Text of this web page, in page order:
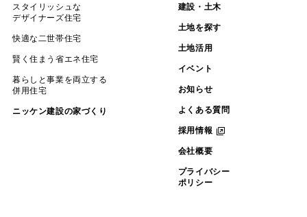
スタイリッシュな
デザイナーズ住宅
快適な二世帯住宅
賢く住まう省エネ住宅
暮らしと事業を両立する
併用住宅
ニッケン建設の家づくり
建設・土木
土地を探す
土地活用
イベント
お知らせ
よくある質問
採用情報
会社概要
プライバシー
ポリシー